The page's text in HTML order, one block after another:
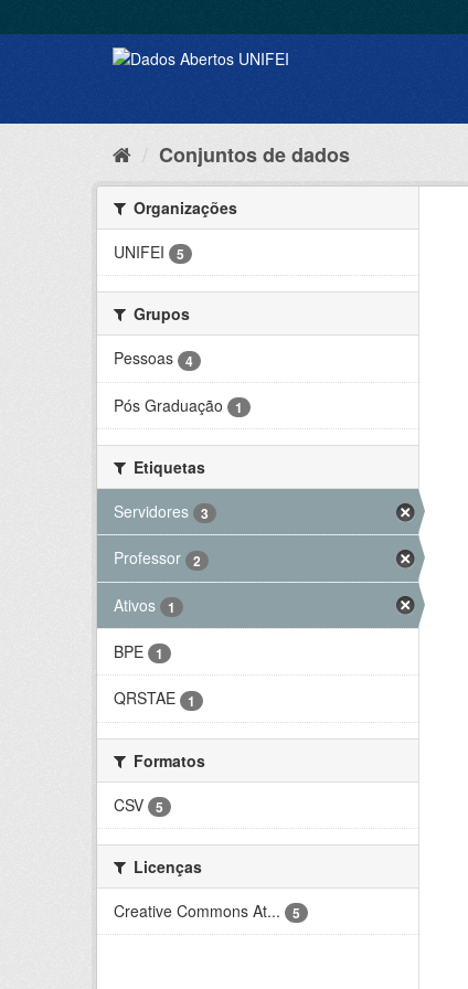
Conjuntos de dados
Organizações
UNIFEI
5
Grupos
Pessoas
4
Pós Graduação 1
Etiquetas
Servidores
3
Professor 2
Ativos 1
BPE 1
QRSTAE 1
Formatos
CSV
5
Licenças
Creative Commons At...
5